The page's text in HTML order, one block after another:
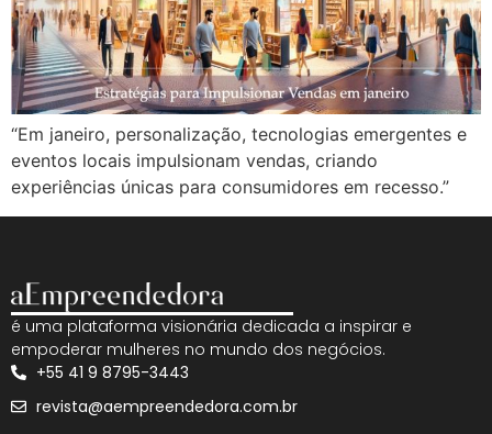
“Em janeiro, personalização, tecnologias emergentes e
eventos locais impulsionam vendas, criando
experiências únicas para consumidores em recesso.”
é uma plataforma visionária dedicada a inspirar e
empoderar mulheres no mundo dos negócios.
+55 41 9 8795-3443
revista@aempreendedora.com.br